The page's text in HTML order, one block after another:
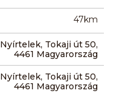
47km
Nyírtelek, Tokaji út 50,
4461 Magyarország
Nyírtelek, Tokaji út 50,
4461 Magyarország